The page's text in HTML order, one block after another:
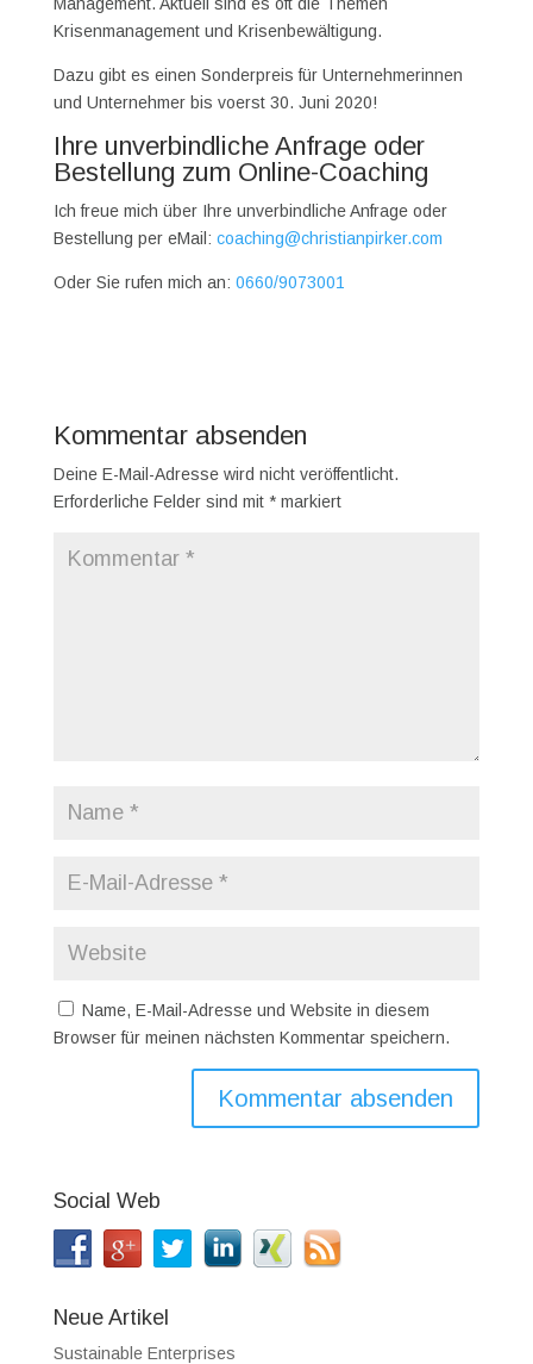
Krisenmanagement und Krisenbewältigung.
Dazu gibt es einen Sonderpreis für Unternehmerinnen
und Unternehmer bis voerst 30. Juni 2020!
Ihre unverbindliche Anfrage oder
Bestellung zum Online-Coaching
Ich freue mich über Ihre unverbindliche Anfrage oder
Bestellung per eMail: coaching@christianpirker.com
Oder Sie rufen mich an: 0660/9073001
Kommentar absenden
Deine E-Mail-Adresse wird nicht veröffentlicht.
Erforderliche Felder sind mit *markiert
Name, E-Mail-Adresse und Website in diesem
Browser für meinen nächsten Kommentar speichern.
Social Web
Neue Artikel
Sustainable Enterprises